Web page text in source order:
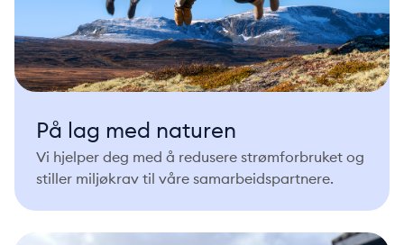
På lag med naturen
Vi hjelper deg med å redusere strømforbruket og
stiller miljøkrav til våre samarbeidspartnere.